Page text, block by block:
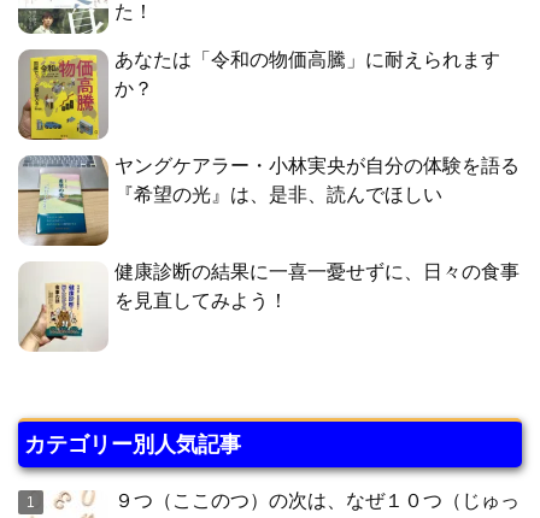
た！
あなたは「令和の物価高騰」に耐えられます
か？
ヤングケアラー・小林実央が自分の体験を語る
『希望の光』は、是非、読んでほしい
健康診断の結果に一喜一憂せずに、日々の食事
を見直してみよう！
カテゴリー別人気記事
９つ（ここのつ）の次は、なぜ１０つ（じゅっ